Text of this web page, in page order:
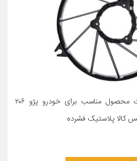
معرفی محصول جزئیات محصول مناسب برای خودرو پژو ۲۰۶